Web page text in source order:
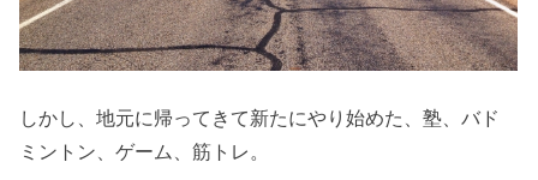
しかし、地元に帰ってきて新たにやり始めた、塾、バド
ミントン、ゲーム、筋トレ。